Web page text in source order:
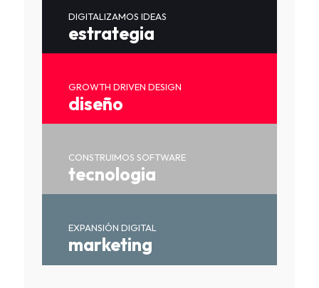
DIGITALIZAMOS IDEAS
estrategia
GROWTH DRIVEN DESIGN
diseño
CONSTRUIMOS SOFTWARE
tecnologia
EXPANSIÓN DIGITAL
marketing